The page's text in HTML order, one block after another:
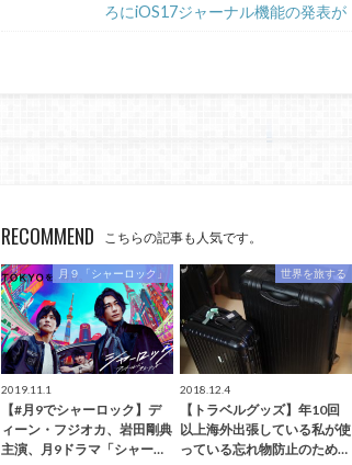
ろにiOS17ジャーナル機能の発表が
RECOMMEND こちらの記事も人気です。
月９「シャーロック」
2019.11.1
【#月9でシャーロック】デ
ィーン・フジオカ、岩田剛典
主演、月9ドラマ「シャー…
世界を旅する
2018.12.4
【トラベルグッズ】年10回
以上海外出張している私が使
っている忘れ物防止のため…